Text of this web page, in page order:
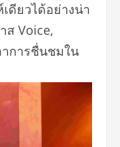
ดียวได้อย่างน่า
ส Voice,
าการชื่นชมใน